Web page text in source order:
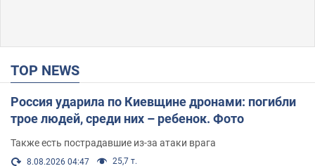
TOP NEWS
Россия ударила по Киевщине дронами: погибли
трое людей, среди них – ребенок. Фото
Также есть пострадавшие из-за атаки врага
8.08.2026 04:47 25,7 т.